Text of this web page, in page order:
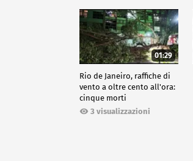
01:29
Rio de Janeiro, raffiche di
vento a oltre cento all'ora:
cinque morti
3 visualizzazioni